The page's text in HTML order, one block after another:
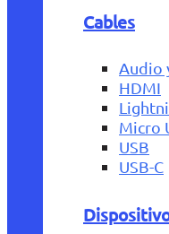
Cables
Audio
HDMI
Micro
USB
USB-C